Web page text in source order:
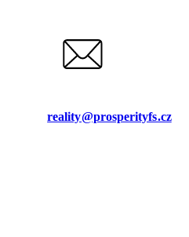
reality@prosperityfs.cz